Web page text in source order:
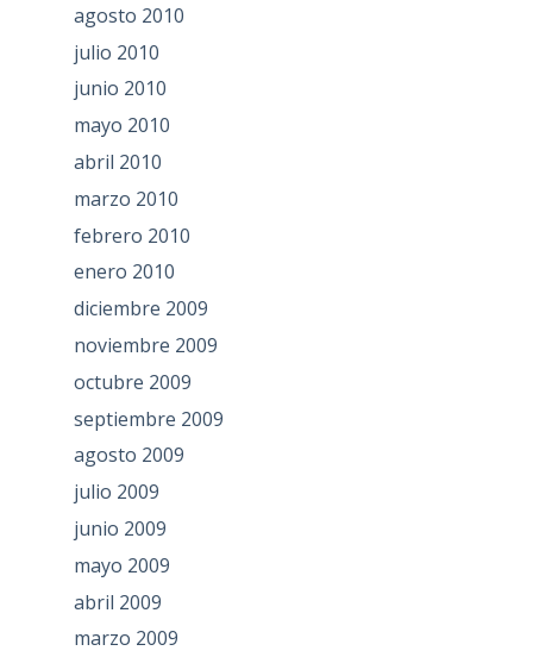
agosto 2010
julio 2010
junio 2010
mayo 2010
abril 2010
marzo 2010
febrero 2010
enero 2010
diciembre 2009
noviembre 2009
octubre 2009
septiembre 2009
agosto 2009
julio 2009
junio 2009
mayo 2009
abril 2009
marzo 2009